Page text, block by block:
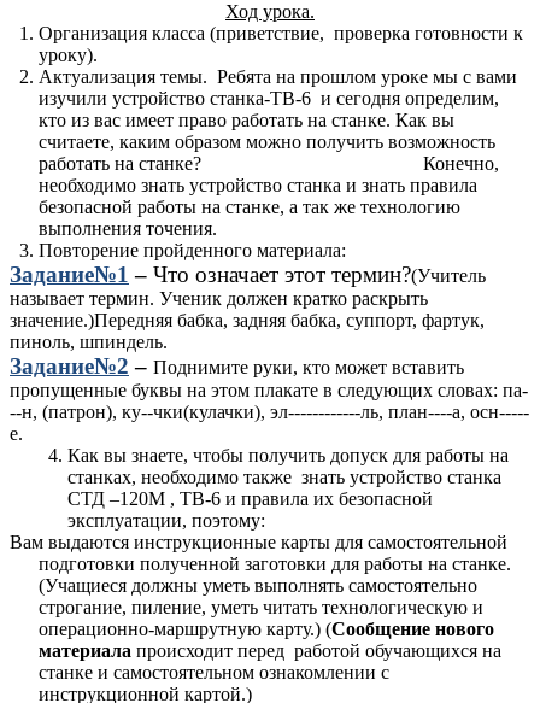
Ход урока.
Организация класса (приветствие, проверка готовности к
уроку).
Актуализация темы. Ребята на прошлом уроке мы с вами
изучили устройство станка-ТВ-6 и сегодня определим,
кто из вас имеет право работать на станке. Как вы
считаете, каким образом можно получить возможность
работать на станке? Конечно,
необходимо знать устройство станка и знать правила
безопасной работы на станке, а так же технологию
выполнения точения.
Повторение пройденного материала:
Задание№1 – Что означает этот термин?(Учитель
называет термин. Ученик должен кратко раскрыть
значение.)Передняя бабка, задняя бабка, суппорт, фартук,
пиноль, шпиндель.
Задание№2 – Поднимите руки, кто может вставить
пропущенные буквы на этом плакате в следующих словах: па-
--н, (патрон), ку--чки(кулачки), эл------------ль, план----а, осн-----
е.
Как вы знаете, чтобы получить допуск для работы на
станках, необходимо также знать устройство станка
СТД –120М , ТВ-6 и правила их безопасной
эксплуатации, поэтому:
Вам выдаются инструкционные карты для самостоятельной
подготовки полученной заготовки для работы на станке.
(Учащиеся должны уметь выполнять самостоятельно
строгание, пиление, уметь читать технологическую и
операционно-маршрутную карту.) (Сообщение нового
материала происходит перед работой обучающихся на
станке и самостоятельном ознакомлении с
инструкционной картой.)